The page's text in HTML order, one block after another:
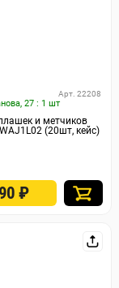
27 : 1 шт
Арт. 22208
и метчиков
(20шт, кейс)
₽